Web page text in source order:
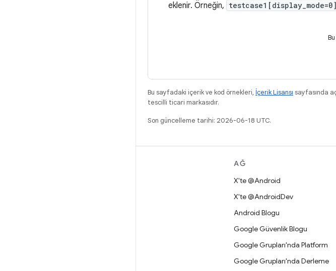
eklenir. Örneğin, testcase1[display_mode=0]
Bu sayfadaki içerik ve kod örnekleri, İçerik Lisansı sayfasında
tescilli ticari markasıdır.
Son güncelleme tarihi: 2026-06-18 UTC.
AĞ
X'te @Android
X'te @AndroidDev
Android Blogu
Google Güvenlik Blogu
Google Grupları'nda Platform
Google Grupları'nda Derleme